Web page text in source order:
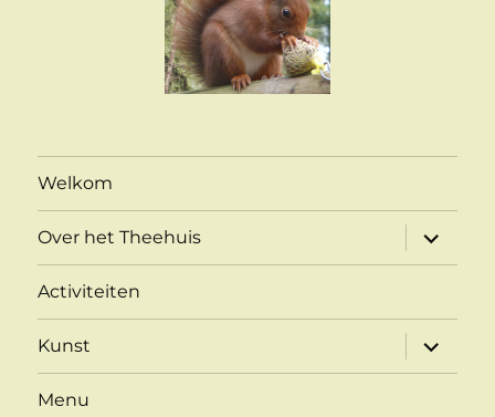
Welkom
Over het Theehuis
Activiteiten
Kunst
Menu